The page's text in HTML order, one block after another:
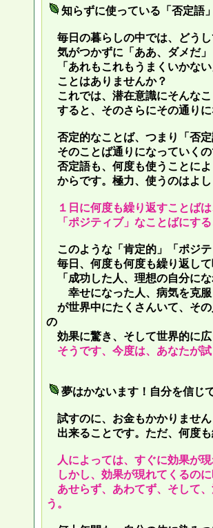
知らずに使っている「否定語
毎日の暮らしの中では、どう
気がつかずに「ああ、ダメだ
「あれもこれもうまくいかな
ことはありませんか？
これでは、潜在意識にそんな
すると、そのさらにその通り
否定的なことば、つまり「否
そのことば通りになっていく
否定語も、何度も使うことに
からです。極力、使うのはよ
１日に何度も繰り返すことば
「ポジティブ」なことばにす
このような「肯定的」「ポジ
毎日、何度も何度も繰り返し
「成功した人、理想の自分に
幸せになった人、病気を克服
が世界中にたくさんいて、そ
の
効果に驚き、そして世界的に
そうです、今度は、あなたが
夢はかないます！自分を信じ
試すのに、お金もかかりませ
出来ることです。ただ、何度
人によっては、すぐに効果が
しかし、効果が現れてくるの
あせらず、あわてず、そして
う。